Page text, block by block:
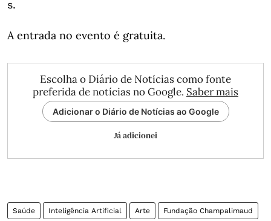
s.
A entrada no evento é gratuita.
Escolha o Diário de Notícias como fonte
preferida de notícias no Google. Saber mais
Adicionar o Diário de Notícias ao Google
Já adicionei
Saúde Inteligência Artificial Arte Fundação Champalimaud